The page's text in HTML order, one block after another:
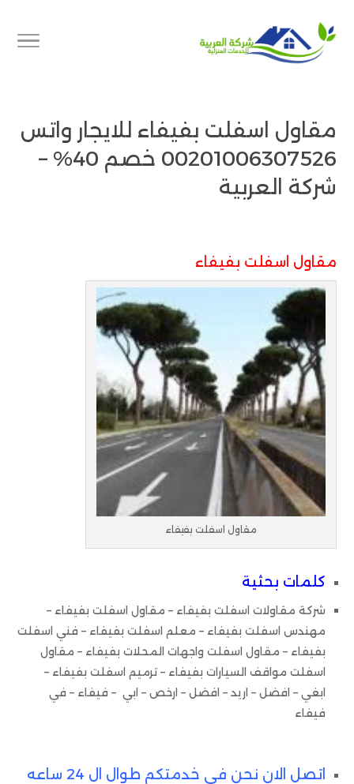
مقاول اسفلت بفيفاء للايجار واتس
00201006307526 خصم 40% –
شركة العربية
مقاول اسفلت بفيفاء
مقاول اسفلت بفيفاء
كلمات بحثية
شركة مقاولات اسفلت بفيفاء – مقاول اسفلت بفيفاء –
مهندس اسفلت بفيفاء – معلم اسفلت بفيفاء – فني اسفلت
بفيفاء – مقاول اسفلت واجهات المحلات بفيفاء – مقاول
اسفلت مواقف السيارات بفيفاء – ترميم اسفلت بفيفاء –
ابغي – افضل – اريد – افضل – ارخص – ابي – فيفاء – في
فيفاء
اتصل الان نحن في خدمتكم طوال ال 24 ساعه